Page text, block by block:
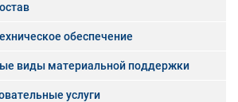
обеспечение
виды материальной поддержки
услуги